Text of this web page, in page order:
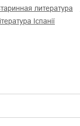
старинная литература
література Іспанії